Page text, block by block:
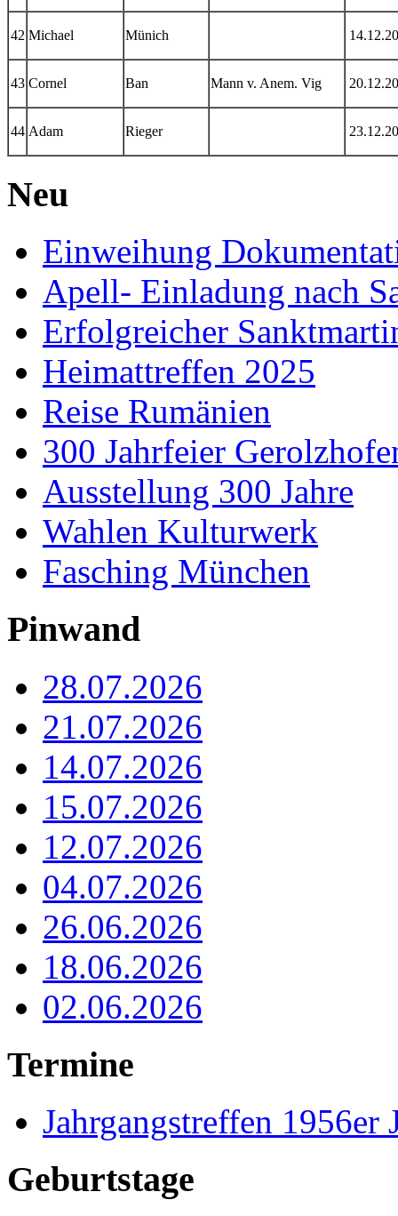
42 Michael Münich
43 Cornel Ban Mann v. Anem. Vig
44 Adam Rieger
Neu
Einweihung
Apell- Einladung nach
Erfolgreicher
Heimattreffen 2025
Reise Rumänien
300 Jahrfeier
Ausstellung 300 Jahre
Wahlen Kulturwerk
Fasching München
Pinwand
28.07.2026
21.07.2026
14.07.2026
15.07.2026
12.07.2026
04.07.2026
26.06.2026
18.06.2026
02.06.2026
Termine
Jahrgangstreffen 1956er
Geburtstage